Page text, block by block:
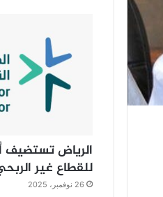
الرياض تستضيف
للقطاع غير
26 نوفمبر، 2025